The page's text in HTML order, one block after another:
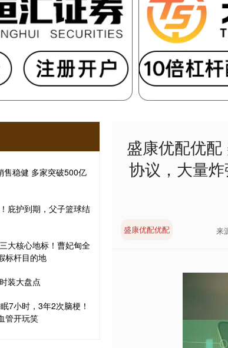
盛康优配优
协议，大量
盛康优配优配 来
售稳健 多家突破500亿
庇护到期，父子篮球结
大核心地标！曹妃甸全
标杆目的地
装大盘点
7小时，3年2次脑梗！
管开玩笑